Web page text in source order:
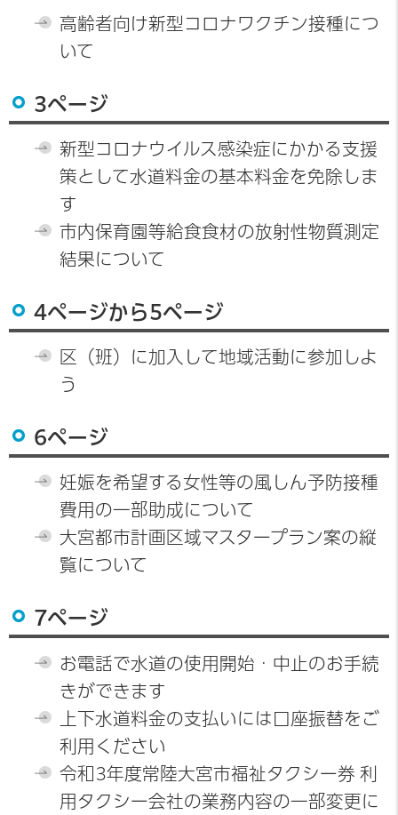
高齢者向け新型コロナワクチン接種につ
いて
3ページ
新型コロナウイルス感染症にかかる支援
策として水道料金の基本料金を免除しま
す
市内保育園等給食食材の放射性物質測定
結果について
4ページから5ページ
区（班）に加入して地域活動に参加しよ
う
6ページ
妊娠を希望する女性等の風しん予防接種
費用の一部助成について
大宮都市計画区域マスタープラン案の縦
覧について
7ページ
お電話で水道の使用開始・中止のお手続
きができます
上下水道料金の支払いには口座振替をご
利用ください
令和3年度常陸大宮市福祉タクシー券 利
用タクシー会社の業務内容の一部変更に